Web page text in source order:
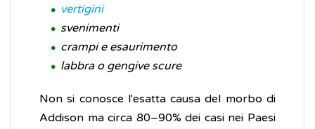
vertigini
svenimenti
crampi e esaurimento
labbra o gengive scure
Non si conosce l'esatta causa del morbo di
Addison ma circa 80–90% dei casi nei Paesi